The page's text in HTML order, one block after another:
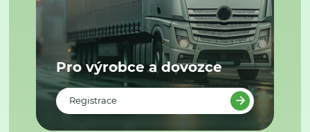
Pro výrobce a dovozce
Registrace